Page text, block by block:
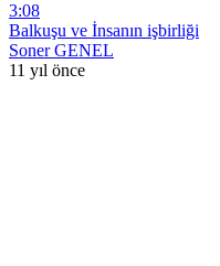
3:08
Balkuşu ve İnsanın işbirliği
Soner GENEL
11 yıl önce